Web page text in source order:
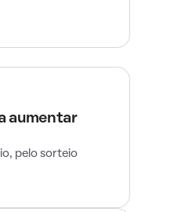
aumentar
pelo sorteio